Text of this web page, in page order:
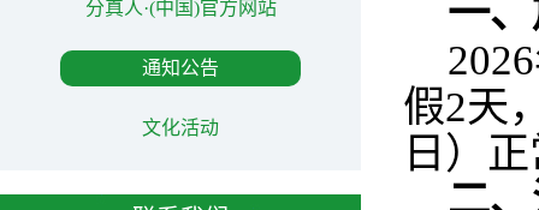
分真人·(中国)官方网站
通知公告
文化活动
一
假2天
日）